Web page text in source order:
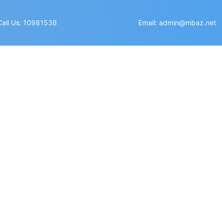
Us: 10981538 Email: admin@mbaz.net